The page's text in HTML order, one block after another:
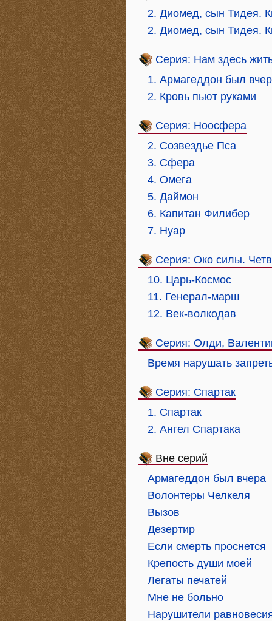
2. Диомед, сын Тидея.
2. Диомед, сын Тидея.
Серия: Нам здесь
1. Армагеддон был
2. Кровь пьют руками
Серия: Ноосфера
2. Созвездье Пса
3. Сфера
4. Омега
5. Даймон
6. Капитан Филибер
7. Нуар
Серия: Око силы.
10. Царь-Космос
11. Генерал-марш
12. Век-волкодав
Серия: Олди,
Время нарушать
Серия: Спартак
1. Спартак
2. Ангел Спартака
Вне серий
Армагеддон был вчера
Волонтеры Челкеля
Вызов
Дезертир
Если смерть проснется
Крепость души моей
Легаты печатей
Мне не больно
Нарушители